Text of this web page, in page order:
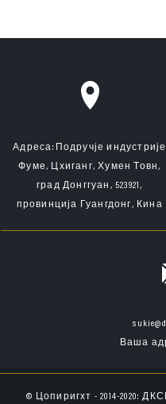
Адреса:
Подручје индустрије
Фуме, Цхиганг, Хумен Товн,
град Донггуан, 523921,
провинција Гуангдонг, Кина
Ваша
© Цопиригхт - 2014-2020: